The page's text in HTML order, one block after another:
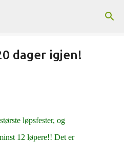
dager igjen!
løpsfester, og
12 løpere!! Det er